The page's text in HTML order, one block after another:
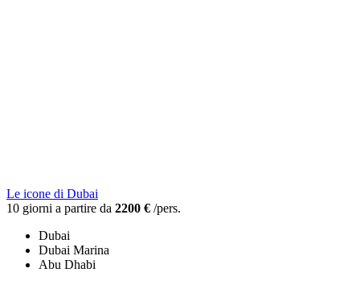
Le icone di Dubai
10 giorni a partire da 2200 € /pers.
Dubai
Dubai Marina
Abu Dhabi